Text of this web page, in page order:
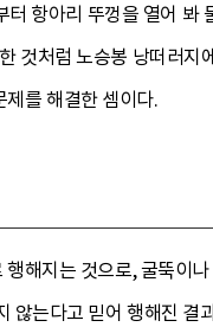
터 항아리 뚜껑을 열어 봐
것처럼 노승봉 낭떠러지
를 해결한 셈이다.
해지는 것으로, 굴뚝이
는다고 믿어 행해진 결